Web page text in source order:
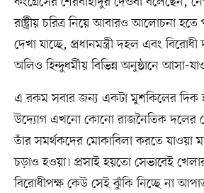
রাষ্ট্রীয় চরিত্র নিয়ে আবারও আলোচনা
দেখা যাচ্ছে, প্রধানমন্ত্রী দহল এবং
অলিও হিন্দুধর্মীয় বিভিন্ন অনুষ্ঠানে আসা-
এ রকম সবার জন্য একটা মুশকিলের দিক
উদ্যোগ এখনো কোনো রাজনৈতিক দলের
তাঁর সমর্থকদের মোকাবিলা করতে যাওয়া
চড়াও হওয়া। প্রসাই হয়তো সেভাবেই
বিরোধীপক্ষ কেউ সেই ঝুঁকি নিচ্ছে না